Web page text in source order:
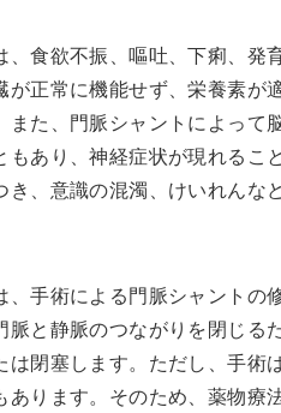
、食欲不振、嘔吐、下痢、発
が正常に機能せず、栄養素が
また、門脈シャントによって
もあり、神経症状が現れるこ
き、意識の混濁、けいれんな
、手術による門脈シャントの
脈と静脈のつながりを閉じる
は閉塞します。ただし、手術
あります。そのため、薬物療